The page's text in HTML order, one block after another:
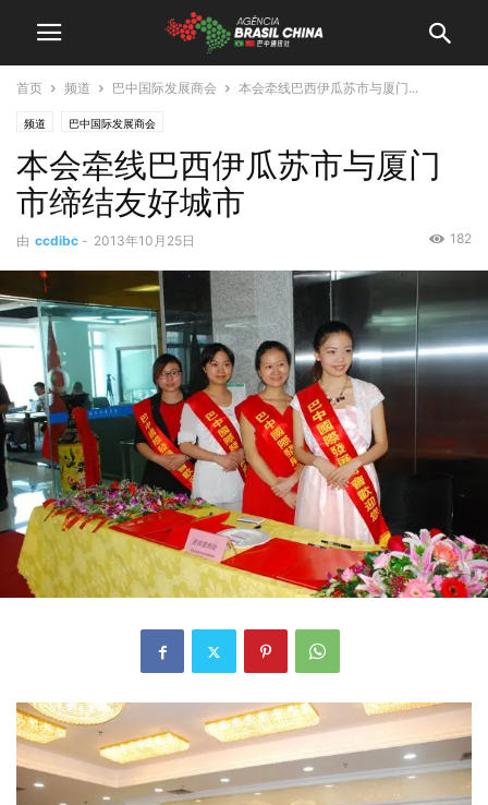
首页 频道 巴中国际发展商会 本会牵线巴西伊瓜苏市与厦门...
频道 巴中国际发展商会
本会牵线巴西伊瓜苏市与厦门
市缔结友好城市
由 ccdibc - 2013年10月25日 182